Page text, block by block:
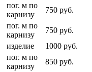
пог. м по
карнизу
750 руб.
пог. м по
карнизу
750 руб.
изделие
1000 руб.
пог. м по
карнизу
850 руб.